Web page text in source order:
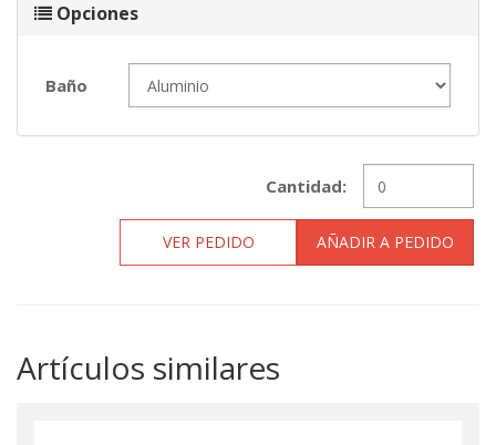
Opciones
Baño
Cantidad:
VER PEDIDO AÑADIR A PEDIDO
Artículos similares